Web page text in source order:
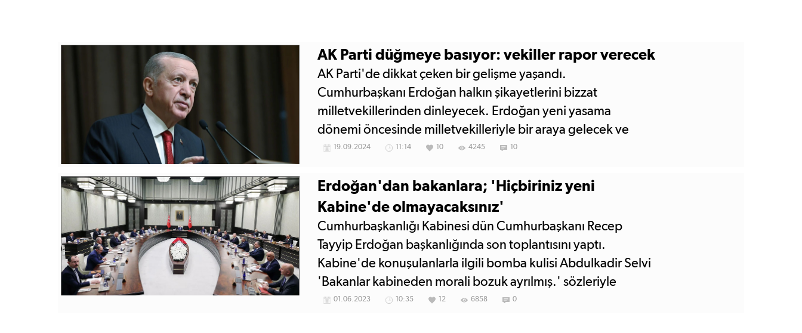
AK Parti düğmeye basıyor: vekiller rapor verecek
AK Parti'de dikkat çeken bir gelişme yaşandı.
Cumhurbaşkanı Erdoğan halkın şikayetlerini bizzat
milletvekillerinden dinleyecek. Erdoğan yeni yasama
dönemi öncesinde milletvekilleriyle bir araya gelecek ve
saha raporları isteyecek.
19.09.2024 11:14 10 4245 10
Erdoğan'dan bakanlara; 'Hiçbiriniz yeni
Kabine'de olmayacaksınız'
Cumhurbaşkanlığı Kabinesi dün Cumhurbaşkanı Recep
Tayyip Erdoğan başkanlığında son toplantısını yaptı.
Kabine'de konuşulanlarla ilgili bomba kulisi Abdulkadir Selvi
'Bakanlar kabineden morali bozuk ayrılmış.' sözleriyle
paylaştı. Mevcut bakanların hiçbiri yeni Kabine'de yer
01.06.2023 10:35 12 6858 0